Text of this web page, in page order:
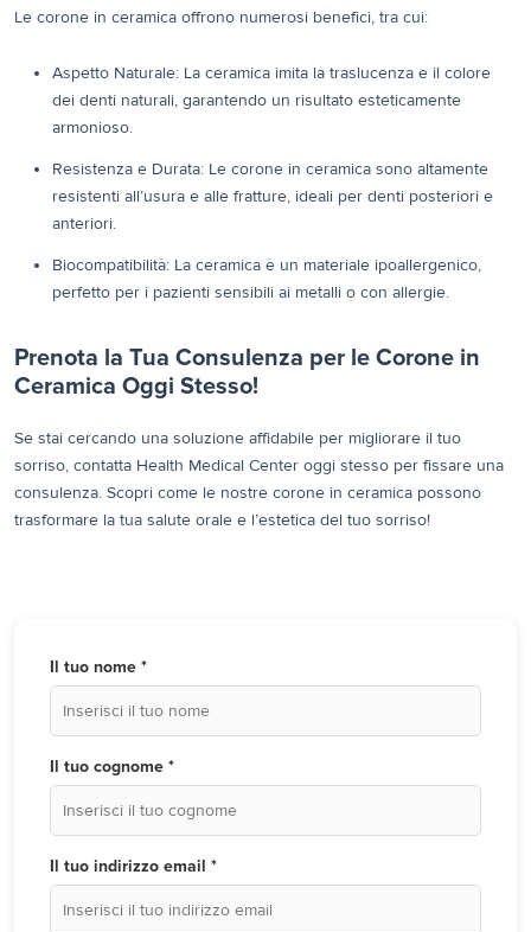
Le corone in ceramica offrono numerosi benefici, tra cui:
Aspetto Naturale: La ceramica imita la traslucenza e il colore
dei denti naturali, garantendo un risultato esteticamente
armonioso.
Resistenza e Durata: Le corone in ceramica sono altamente
resistenti all’usura e alle fratture, ideali per denti posteriori e
anteriori.
Biocompatibilità: La ceramica è un materiale ipoallergenico,
perfetto per i pazienti sensibili ai metalli o con allergie.
Prenota la Tua Consulenza per le Corone in
Ceramica Oggi Stesso!
Se stai cercando una soluzione affidabile per migliorare il tuo
sorriso, contatta Health Medical Center oggi stesso per fissare una
consulenza. Scopri come le nostre corone in ceramica possono
trasformare la tua salute orale e l’estetica del tuo sorriso!
Il tuo nome *
Il tuo cognome *
Il tuo indirizzo email *